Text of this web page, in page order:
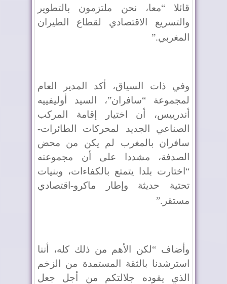
قائلا “معا، نحن ملتزمون بالتطوير
والتسريع الاقتصادي لقطاع الطيران
المغربي”.
وفي ذات السياق، أكد المدير العام
لمجموعة “سافران”، السيد أوليفييه
أندرييس، أن اختيار إقامة المركب
الصناعي الجديد لمحركات الطائرات-
سافران بالمغرب لم يكن من محض
الصدفة، مشددا على أن مجموعته
“اختارت بلدا يتمتع بالكفاءات، وبنيات
تحتية حديثة وإطار ماكرو-اقتصادي
مستقر ”.
وأضاف “لكن الأهم من ذلك كله، أننا
استرشدنا بالثقة المستمدة من الزخم
الذي يقوده جلالتكم من أجل جعل